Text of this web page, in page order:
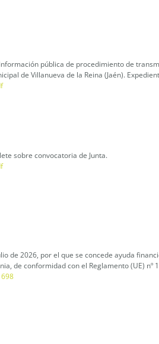
pública de procedimiento de
de Villanueva de la Reina (Jaén).
sobre convocatoria de Junta.
de 2026, por el que se concede ayuda
de conformidad con el Reglamento (UE)